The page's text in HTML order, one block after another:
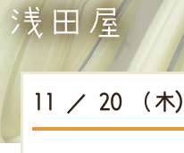
11 ／ 20 （木)